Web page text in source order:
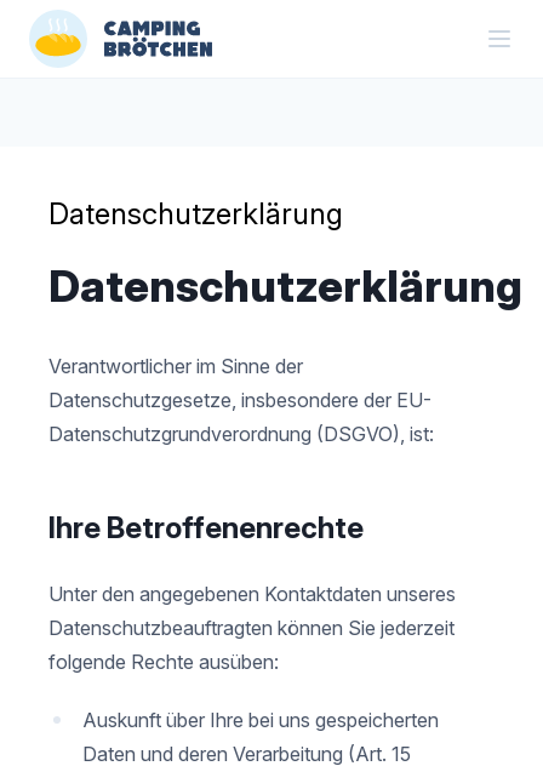
Datenschutzerklärung
Datenschutzerklärung
Verantwortlicher im Sinne der
Datenschutzgesetze, insbesondere der EU-
Datenschutzgrundverordnung (DSGVO), ist:
Ihre Betroffenenrechte
Unter den angegebenen Kontaktdaten unseres
Datenschutzbeauftragten können Sie jederzeit
folgende Rechte ausüben:
Auskunft über Ihre bei uns gespeicherten
Daten und deren Verarbeitung (Art. 15